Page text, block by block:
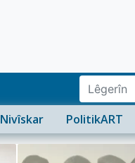
Nivîskar PolitikART